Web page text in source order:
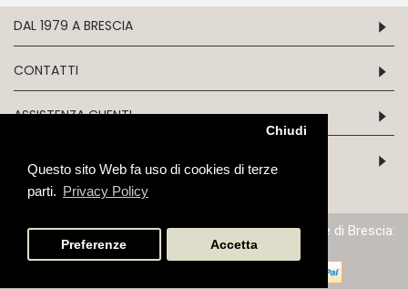
Questo sito Web fa uso di cookies di terze
parti. Privacy Policy
Chiudi
Preferenze Accetta
DAL 1979 A BRESCIA
CONTATTI
ASSISTENZA CLIENTI
INFORMATION
P.IVA/C.F. 03243970179 - N.iscrizione al Reg. Imprese di Brescia:
03243970179 - Cap. Soc: Euro 51.645,68